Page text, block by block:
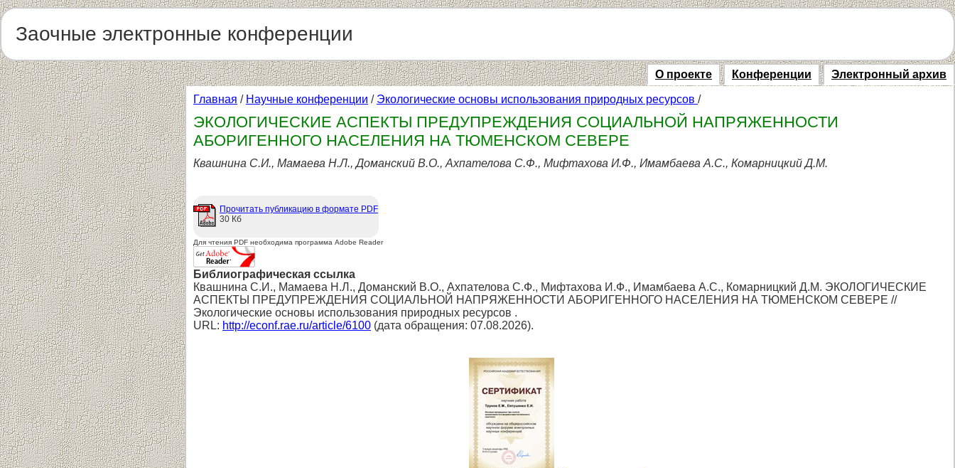
Заочные электронные конференции
О проекте Конференции Электронный архив
Главная / Научные конференции / Экологические основы использования природных ресурсов /
ЭКОЛОГИЧЕСКИЕ АСПЕКТЫ ПРЕДУПРЕЖДЕНИЯ СОЦИАЛЬНОЙ НАПРЯЖЕННОСТИ
АБОРИГЕННОГО НАСЕЛЕНИЯ НА ТЮМЕНСКОМ СЕВЕРЕ
Квашнина С.И., Мамаева Н.Л., Доманский В.О., Ахпателова С.Ф., Мифтахова И.Ф., Имамбаева А.С., Комарницкий Д.М.
Прочитать публикацию в формате PDF
30 Кб
Для чтения PDF необходима программа Adobe Reader
Библиографическая ссылка
Квашнина С.И., Мамаева Н.Л., Доманский В.О., Ахпателова С.Ф., Мифтахова И.Ф., Имамбаева А.С., Комарницкий Д.М. ЭКОЛОГИЧЕСКИЕ
АСПЕКТЫ ПРЕДУПРЕЖДЕНИЯ СОЦИАЛЬНОЙ НАПРЯЖЕННОСТИ АБОРИГЕННОГО НАСЕЛЕНИЯ НА ТЮМЕНСКОМ СЕВЕРЕ //
Экологические основы использования природных ресурсов .
URL: http://econf.rae.ru/article/6100 (дата обращения: 07.08.2026).